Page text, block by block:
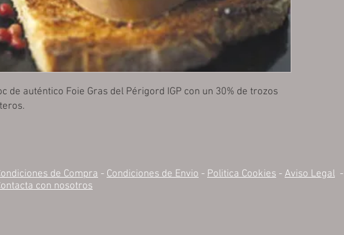
de auténtico Foie Gras del Périgord IGP con un 30% de trozos
de Compra - Condiciones de Envio - Politica Cookies - Aviso Legal -
con nosotros